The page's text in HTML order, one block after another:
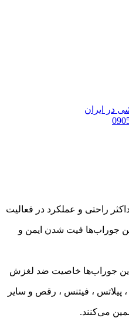
در ایران
راحتی و عملکرد در فعالیت‌
جوراب‌ها فیت شدن ایمن و
این جوراب‌ها خاصیت ضد لغزش
، پیلاتس ، فیتنس ، رقص و سایر
می‌کنند.